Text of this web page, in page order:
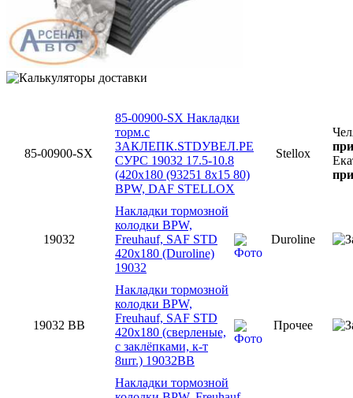
85-00900-SX
85-00900-SX Накладки
торм.с
ЗАКЛЕПК.STDУВЕЛ.РЕ
СУРС 19032 17.5-10.8
(420x180 (93251 8x15 80)
BPW, DAF STELLOX
Stellox
19032
Накладки тормозной
колодки BPW,
Freuhauf, SAF STD
420x180 (Duroline)
19032
Duroline
19032 BB
Накладки тормозной
колодки BPW,
Freuhauf, SAF STD
420x180 (сверленые,
с заклёпками, к-т
8шт.) 19032BB
Прочее
Накладки тормозной